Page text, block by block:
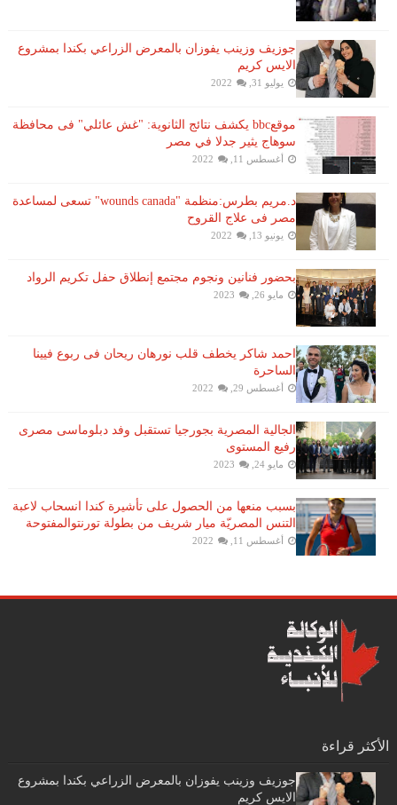
جوزيف وزينب يفوزان بالمعرض الزراعي بكندا بمشروع
الايس كريم
يوليو 31, 2022
موقعbbc يكشف نتائج الثانوية: "غش عائلي" فى محافظة
سوهاج يثير جدلا في مصر
أغسطس 11, 2022
د.مريم بطرس:منظمة "wounds canada" تسعى لمساعدة
مصر فى علاج القروح
يونيو 13, 2022
بحضور فنانين ونجوم مجتمع إنطلاق حفل تكريم الرواد
مايو 26, 2023
احمد شاكر يخطف قلب نورهان ريحان فى ربوع فيينا
الساحرة
أغسطس 29, 2022
الجالية المصرية بجورجيا تستقبل وفد دبلوماسى مصرى
رفيع المستوى
مايو 24, 2023
بسبب منعها من الحصول على تأشيرة كندا انسحاب لاعبة ​
التنس​ المصريّة ​ميار شريف​ من بطولة ​تورنتو​المفتوحة
أغسطس 11, 2022
الأكثر قراءة
جوزيف وزينب يفوزان بالمعرض الزراعي بكندا بمشروع
الايس كريم